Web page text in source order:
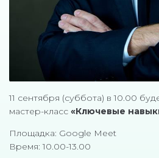
11 сентября (суббота) в 10.00
мастер-класс «Ключевые
Площадка: Google Meet
Время: 10.00-13.00